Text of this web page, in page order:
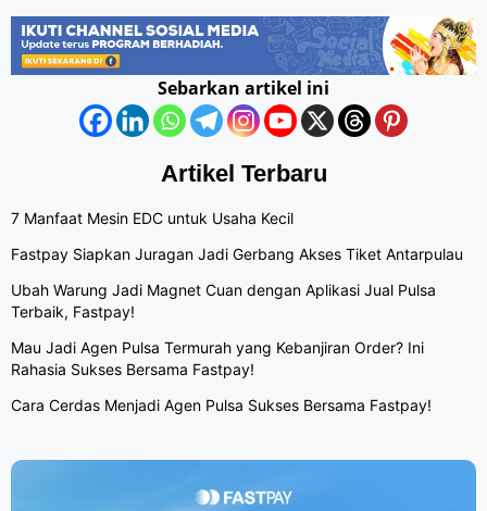
Sebarkan artikel ini
Artikel Terbaru
7 Manfaat Mesin EDC untuk Usaha Kecil
Fastpay Siapkan Juragan Jadi Gerbang Akses Tiket Antarpulau
Ubah Warung Jadi Magnet Cuan dengan Aplikasi Jual Pulsa
Terbaik, Fastpay!
Mau Jadi Agen Pulsa Termurah yang Kebanjiran Order? Ini
Rahasia Sukses Bersama Fastpay!
Cara Cerdas Menjadi Agen Pulsa Sukses Bersama Fastpay!